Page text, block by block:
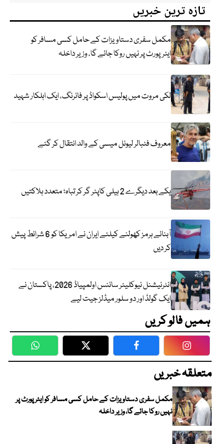
تازہ ترین خبریں
مکمل سفری دستاویزات کے حامل کسی مسافر کو
ایئرپورٹ پر نہیں روکا جائے گا، وزیر داخلہ
لکی مروت میں پولیس اسکواڈ پر فائرنگ، ایک اہلکار شہید
معروف فٹبالر لیونل میسی کے والد انتقال کر گئے
یکے بعد دیگرے 2 ہیلی کاپٹر گر کر تباہ؛ متعدد ہلاکتیں
آبنائے ہرمز کھولنے کیلئے ایران نے امریکا کو 6 شرائط پیش
کر دیں
انٹرنیشنل نیوکلیئر سائنس اولمپیاڈ 2026، پاکستان نے
ایک گولڈ اور دو سلور میڈلز جیت لیے
ہمیں فالو کریں
WhatsApp Twitter Facebook
متعلقہ خبریں
مکمل سفری دستاویزات کے حامل کسی مسافر کو ایئرپورٹ پر
نہیں روکا جائے گا، وزیر داخلہ